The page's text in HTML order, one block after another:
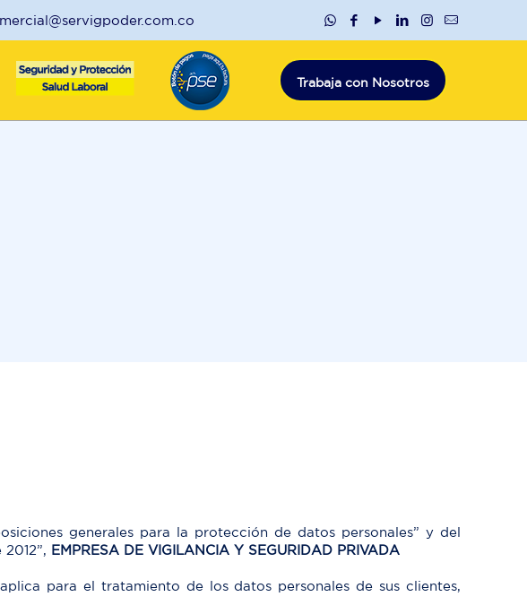
Recursos PSE Trabaja con Nosotros
generales para la protección de datos personales” y del
EMPRESA DE VIGILANCIA Y SEGURIDAD PRIVADA
para el tratamiento de los datos personales de sus clientes,